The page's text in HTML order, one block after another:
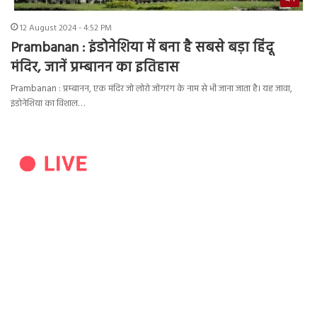
12 August 2024 - 4:52 PM
Prambanan : इंडोनेशिया में बना है सबसे बड़ा हिंदू
मंदिर, जानें प्रम्बानन का इतिहास
Prambanan : प्रम्बानन, एक मंदिर जो लोरो जोंगरंग के नाम से भी जाना जाता है। यह जावा,
इंडोनेशिया का विशाल…